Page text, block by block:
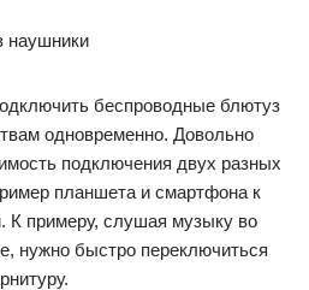
беспроводные блютуз
одновременно. Довольно
подключения двух разных
планшета и смартфона к
примеру, слушая музыку во
нужно быстро переключиться